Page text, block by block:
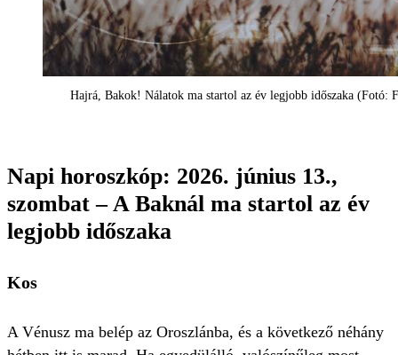
Hajrá, Bakok! Nálatok ma startol az év legjobb időszaka (Fotó:
Napi horoszkóp: 2026. június 13.,
szombat – A Baknál ma startol az év
legjobb időszaka
Kos
A Vénusz ma belép az Oroszlánba, és a következő néhány